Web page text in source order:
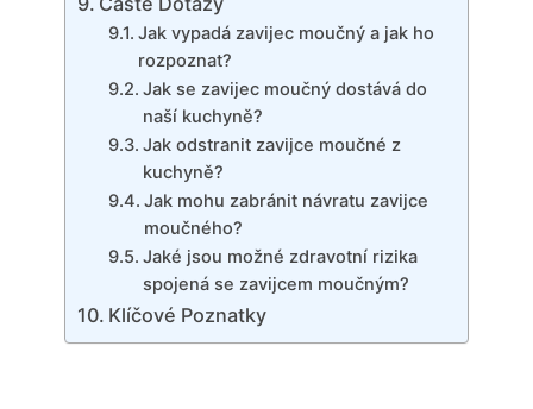
Jak vypadá zavijec moučný a jak ho
rozpoznat?
Jak se zavijec moučný dostává do
naší kuchyně?
Jak odstranit zavijce moučné z
kuchyně?
Jak mohu zabránit návratu zavijce
moučného?
Jaké jsou možné zdravotní rizika
spojená se zavijcem moučným?
Klíčové Poznatky